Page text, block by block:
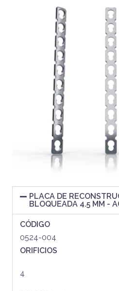
PLACA DE
BLOQUEADA 4.5 MM -
CÓDIGO
0524-004
ORIFICIOS
4